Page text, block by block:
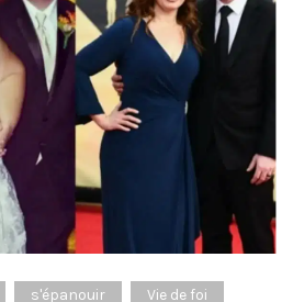
s'épanouir Vie de foi